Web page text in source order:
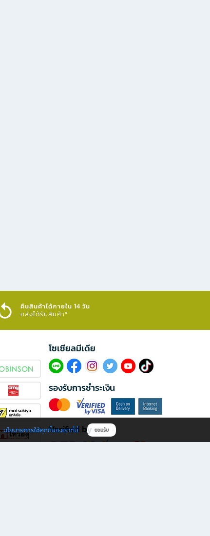
คืนสินค้าได้ภายใน 14 วัน
หลังได้รับสินค้า*
โซเซียลมีเดีย​
รองรับการชำระเงิน
Verified by
นโยบายการใช้คุกกี้ของเราที่นี่ ยอมรับ